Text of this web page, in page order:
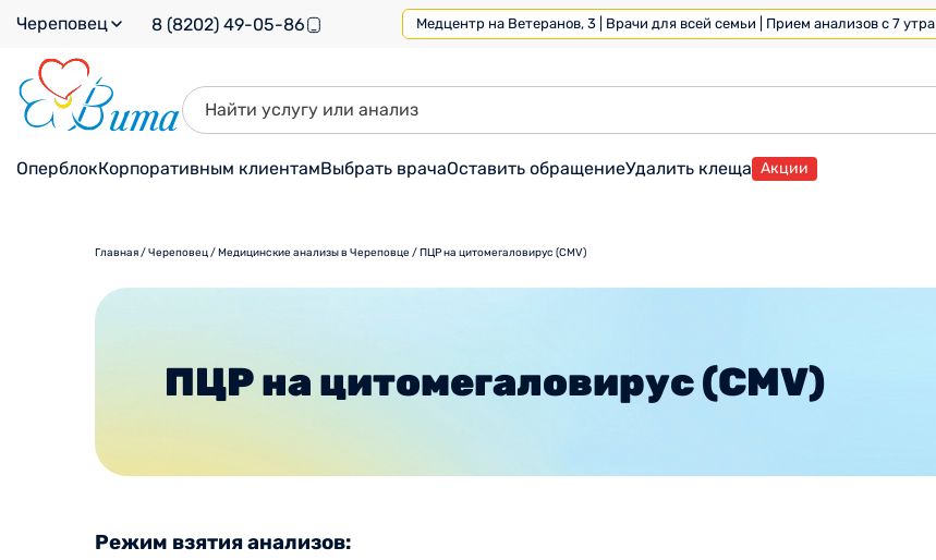
Череповец 8 (8202) 49-05-86 Медцентр на Ветеранов, 3 | Врачи для всей семьи | Прием анализов с 7 утра
ОперблокКорпоративным клиентамВыбрать врачаОставить обращениеУдалить клеща Акции
Главная/Череповец/Медицинские анализы в Череповце /ПЦР на цитомегаловирус (CMV)
ПЦР на цитомегаловирус (CMV)
Режим взятия анализов: